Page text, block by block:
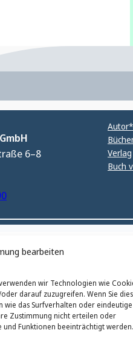
bearbeiten
wir Technologien wie
darauf zuzugreifen. Wenn Sie
das Surfverhalten oder eindeutige
Zustimmung nicht erteilen oder
Funktionen beeinträchtigt werden.
6–8
Verlag
Buch